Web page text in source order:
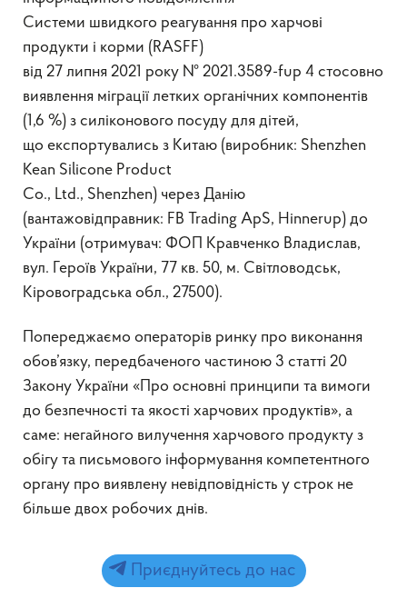
Системи швидкого реагування про харчові
продукти і корми (RASFF)
від 27 липня 2021 року № 2021.3589-fup 4 стосовно
виявлення міграції летких органічних компонентів
(1,6 %) з силіконового посуду для дітей,
що експортувались з Китаю (виробник: Shenzhen
Kean Silicone Product
Co., Ltd., Shenzhen) через Данію
(вантажовідправник: FB Trading ApS, Hinnerup) до
України (отримувач: ФОП Кравченко Владислав,
вул. Героїв України, 77 кв. 50, м. Світловодськ,
Кіровоградська обл., 27500).
Попереджаємо операторів ринку про виконання
обов’язку, передбаченого частиною 3 статті 20
Закону України «Про основні принципи та вимоги
до безпечності та якості харчових продуктів», а
саме: негайного вилучення харчового продукту з
обігу та письмового інформування компетентного
органу про виявлену невідповідність у строк не
більше двох робочих днів.
Приєднуйтесь до нас